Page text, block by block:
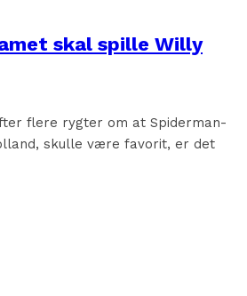
skal spille Willy
flere rygter om at Spiderman-
skulle være favorit, er det